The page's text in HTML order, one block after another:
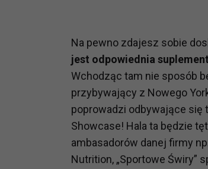
Na pewno zdajesz sobie
jest odpowiednia
Wchodząc tam nie sposób
przybywający z Nowego
poprowadzi odbywające się
Showcase! Hala ta będzie
ambasadorów danej firmy
Nutrition, „Sportowe Świry”